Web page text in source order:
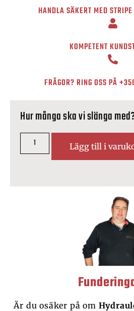
HANDLA SÄKERT MED
KOMPETENT
FRÅGOR? RING OSS PÅ
Hur många ska vi slänga
Lägg till i
Är du osäker på om